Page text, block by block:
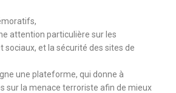
attention particulière sur les
et la sécurité des sites de
une plateforme, qui donne à
sur la menace terroriste afin de mieux